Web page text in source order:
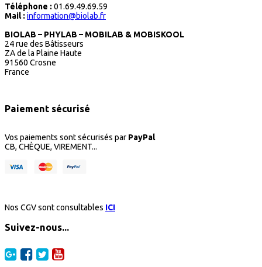
Téléphone : 01.69.49.69.59
Mail : information@biolab.fr
BIOLAB – PHYLAB – MOBILAB & MOBISKOOL
24 rue des Bâtisseurs
ZA de la Plaine Haute
91560 Crosne
France
Paiement sécurisé
Vos paiements sont sécurisés par PayPal
CB, CHÈQUE, VIREMENT...
Nos CGV sont consultables ICI
Suivez-nous...